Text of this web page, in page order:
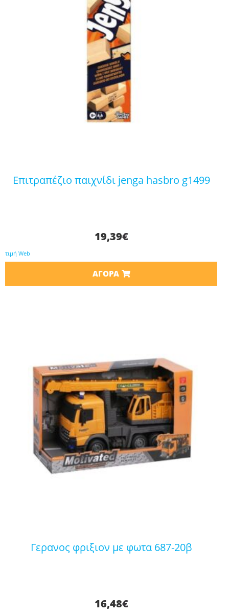
επιτραπέζιο παιχνίδι jenga hasbro g1499
19,39€
τιμή Web
ΑΓΟΡΆ
γερανος φριξιον με φωτα 687-20β
16,48€